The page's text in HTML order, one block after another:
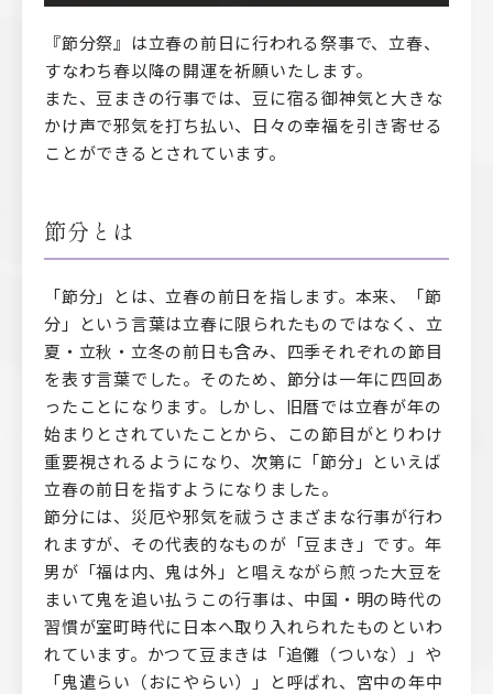
『節分祭』は立春の前日に行われる祭事で、立春、
すなわち春以降の開運を祈願いたします。
また、豆まきの行事では、豆に宿る御神気と大きな
かけ声で邪気を打ち払い、日々の幸福を引き寄せる
ことができるとされています。
節分とは
「節分」とは、立春の前日を指します。本来、「節
分」という言葉は立春に限られたものではなく、立
夏・立秋・立冬の前日も含み、四季それぞれの節目
を表す言葉でした。そのため、節分は一年に四回あ
ったことになります。しかし、旧暦では立春が年の
始まりとされていたことから、この節目がとりわけ
重要視されるようになり、次第に「節分」といえば
立春の前日を指すようになりました。
節分には、災厄や邪気を祓うさまざまな行事が行わ
れますが、その代表的なものが「豆まき」です。年
男が「福は内、鬼は外」と唱えながら煎った大豆を
まいて鬼を追い払うこの行事は、中国・明の時代の
習慣が室町時代に日本へ取り入れられたものといわ
れています。かつて豆まきは「追儺（ついな）」や
「鬼遣らい（おにやらい）」と呼ばれ、宮中の年中